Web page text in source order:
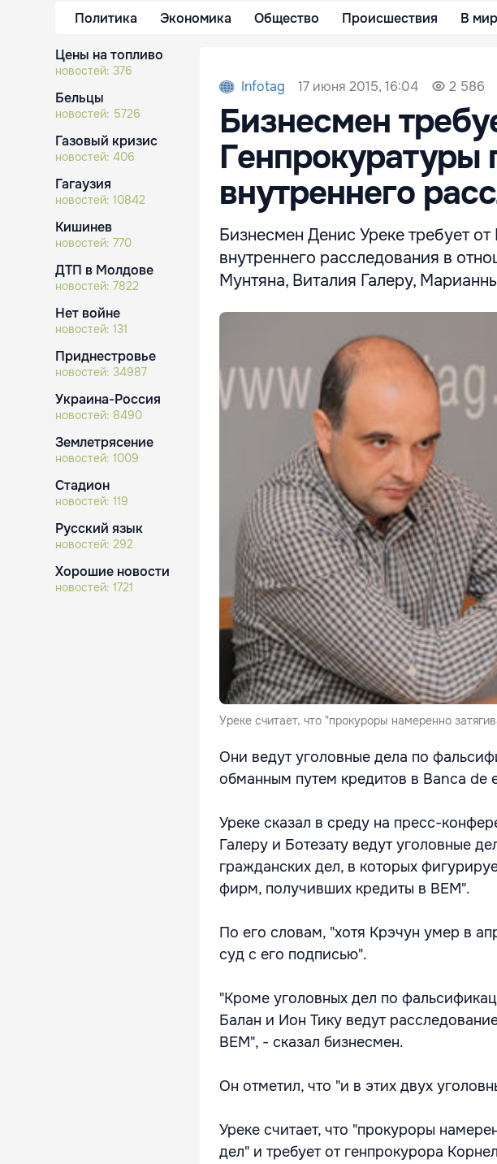
Политика Экономика Общество Происшествия В
Цены на топливо
новостей: 376
Бельцы
новостей: 5726
Газовый кризис
новостей: 406
Гагаузия
новостей: 10842
Кишинев
новостей: 770
ДТП в Молдове
новостей: 7822
Нет войне
новостей: 131
Приднестровье
новостей: 34987
Украина-Россия
новостей: 8490
Землетрясение
новостей: 1009
Стадион
новостей: 119
Русский язык
новостей: 292
Хорошие новости
новостей: 1721
Infotag 17 июня 2015, 16:04 2 586
Бизнесмен
Генпрокуратуры
внутреннего
Бизнесмен Денис Уреке требует
внутреннего расследования в
Мунтяна, Виталия Галеру,
Уреке считает, что "прокуроры намеренно
Они ведут уголовные дела по
обманным путем кредитов в Banca de
Уреке сказал в среду на пресс-
Галеру и Ботезату ведут уголовные
гражданских дел, в которых
фирм, получивших кредиты в BEM".
По его словам, "хотя Крэчун умер в
суд с его подписью".
"Кроме уголовных дел по
Балан и Ион Тику ведут
BEM", - сказал бизнесмен.
Он отметил, что "и в этих двух
Уреке считает, что "прокуроры
дел" и требует от генпрокурора